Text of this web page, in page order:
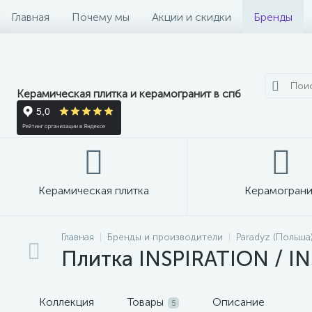
Главная Почему мы Акции и скидки Бренды
Керамическая плитка и керамогранит в спб
Керамическая плитка
Главная Бренды и производители Paradyz
Плитка INSPIRATION /
Коллекция Товары 5 Описание